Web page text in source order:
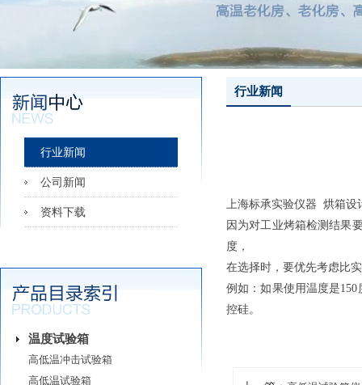
行业新闻
公司新闻
资料下载
温度试验箱
高低温冲击试验箱
高低温试验箱
行业新闻
上海标承实验仪器 烘箱设
因为对工业烤箱检测结果
度，
在选择时，要优先考虑比
例如：如果使用温度是
控硅。